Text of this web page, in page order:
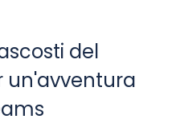
del
un'avventura